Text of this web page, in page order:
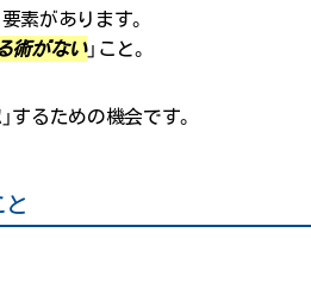
素があります。
術がない」こと。
するための機会です。